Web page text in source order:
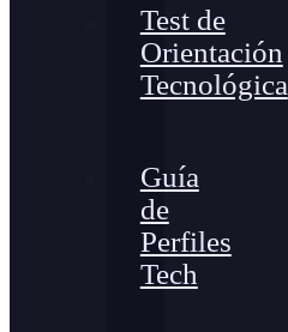
Test de
Orientación
Tecnológica
Guía
de
Perfiles
Tech